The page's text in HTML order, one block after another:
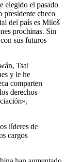
elegido el pasado
presidente checo
del país es Miloš
prochinas. Sin
sus futuros
Tsai
y le he
comparten
derechos
líderes de
cargos